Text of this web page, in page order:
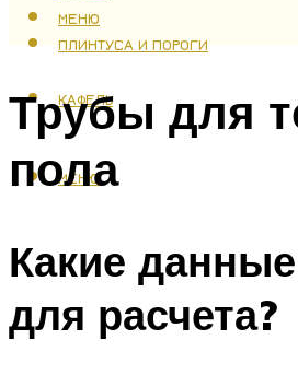
ПЛИНТУСА И ПОРОГИ
КАФЕЛЬ
МЕНЮ
МЕНЮ
Трубы для
пола
Какие
для расчета?